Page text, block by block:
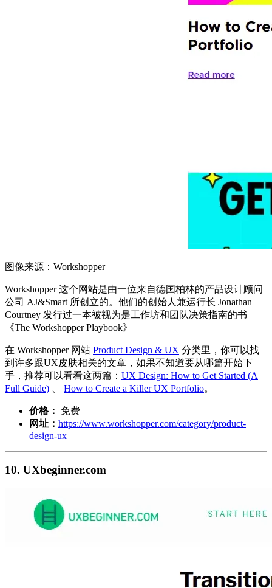
图像来源：Workshopper
Workshopper 这个网站是由一位来自德国柏林的产品设计顾问
公司 AJ&Smart 所创立的。他们的创始人兼运行长 Jonathan
Courtney 发行过一本被视为是工作坊和团队决策指南的书
《The Workshopper Playbook》
在 Workshopper 网站 Product Design & UX 分类里，你可以找
到许多跟UX皮肤相关的文章，如果不知道要从哪篇开始下
手，推荐可以看看这两篇： UX Design: How to Get Started (A
Full Guide)
How to Create a Killer UX Portfolio。
价格：
免费
网址： https://www.workshopper.com/category/product-
design-ux
10. UXbeginner.com